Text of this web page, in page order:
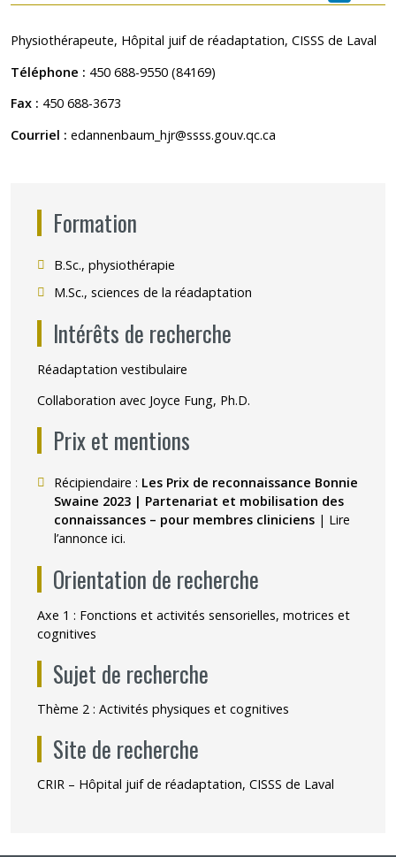
Physiothérapeute, Hôpital juif de réadaptation, CISSS de Laval
Téléphone : 450 688-9550 (84169)
Fax : 450 688-3673
Courriel : edannenbaum_hjr@ssss.gouv.qc.ca
Formation
B.Sc., physiothérapie
M.Sc., sciences de la réadaptation
Intérêts de recherche
Réadaptation vestibulaire
Collaboration avec Joyce Fung, Ph.D.
Prix et mentions
Récipiendaire : Les Prix de reconnaissance Bonnie
Swaine 2023 | Partenariat et mobilisation des
connaissances – pour membres cliniciens | Lire
l’annonce ici.
Orientation de recherche
Axe 1 : Fonctions et activités sensorielles, motrices et
cognitives
Sujet de recherche
Thème 2 : Activités physiques et cognitives
Site de recherche
CRIR – Hôpital juif de réadaptation, CISSS de Laval